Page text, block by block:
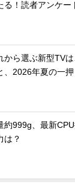
る！読者アンケー
から選ぶ新型TV
、2026年夏の一
約999g、最新
は？